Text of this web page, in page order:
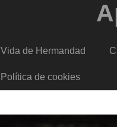
Vida de Hermandad
Política de cookies